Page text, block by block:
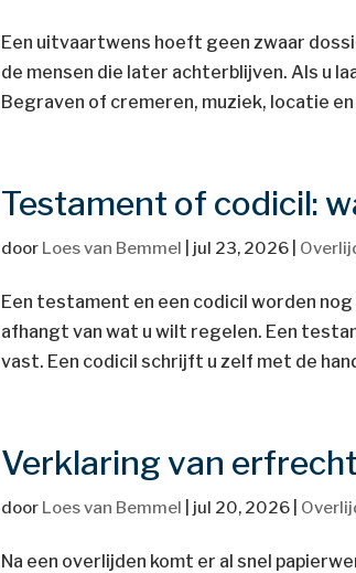
Een uitvaartwens hoeft geen zwaar
de mensen die later achterblijven. Als u
Begraven of cremeren, muziek, locatie
Testament of codicil:
door Loes van Bemmel jul 23, 2026
Een testament en een codicil worden
afhangt van wat u wilt regelen. Een
vast. Een codicil schrijft u zelf met de
Verklaring van
door Loes van Bemmel jul 20, 2026
Na een overlijden komt er al snel